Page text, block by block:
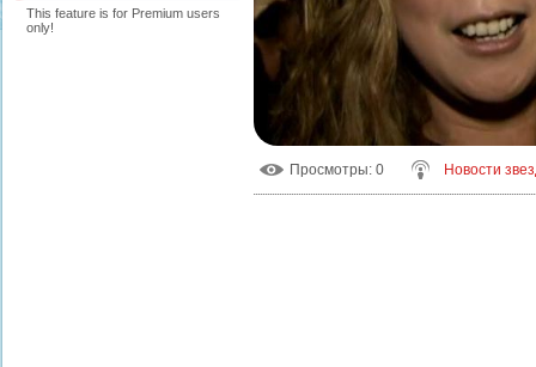
This feature is for Premium users
only!
Просмотры: 0 Новости